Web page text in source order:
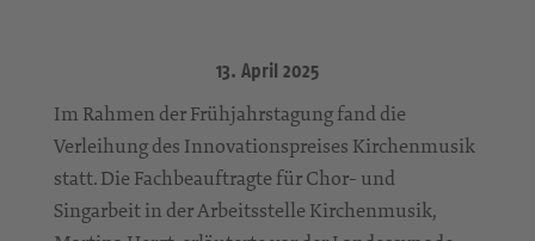
13. April 2025
Im Rahmen der Frühjahrstagung fand die
Verleihung des Innovationspreises Kirchenmusik
statt. Die Fachbeauftragte für Chor- und
Singarbeit in der Arbeitsstelle Kirchenmusik,